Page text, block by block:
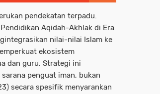
pendekatan terpadu.
Aqidah-Akhlak di Era
nilai-nilai Islam ke
ekosistem
dan guru. Strategi ini
penguat iman, bukan
secara spesifik menyarankan